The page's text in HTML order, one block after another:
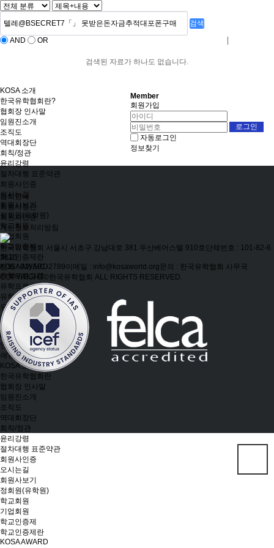
KOSA 소개
한국유학협회란?
협회장 인사말
임원진소개
조직도
역대회장단
회칙/정관
윤리강령
절차대행 표준약관
회원사인증
오시는길
회원사보기
정회원(유학원)
학교회원
기업회원
학교인증제
학교인증제란
KOSA AWARD
유학프로그램
유학프로그램
유학신문고
유학신문고
커뮤니티
NEWS/NOTICE
Q&A
언론보도
메뉴 백그라운드
KOSA 소개
한국유학협회란
협회장 인사말
임원진소개
조직도
역대회장단
회칙/정관
윤리강령
절차대행 표준약관
회원사인증
오시는길
회원사보기
정회원(유학원)
학교회원
기업회원
학교인증제
학교인증제란
KOSA AWARD
검색
AND OR
검색된 자료가 하나도 없습니다.
Member
회원가입
자동로그인
정보찾기
협회안내
회원사정관
회원사인증
개인정보처리방침
한국유학협회 서울시 서초구 강남대로 381 두산베어스텔 910호 단체번호 : 101-82-6
3610
전화 : 02) 501-2789이메일 : info@kosaworld.org문의 : 한국유학협회 사무국
COPYRIGHT©한국유학협회 ALL RIGHTS RESERVED.